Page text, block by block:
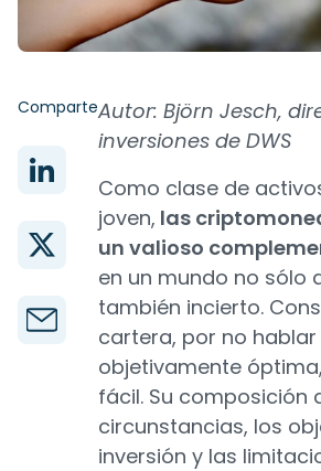
ComparteAutor: Björn Jesch,
inversiones de DWS
Como clase de
joven, las
un valioso
en un mundo no sólo
también incierto.
cartera, por no
objetivamente
fácil. Su composición
circunstancias, los
inversión y las